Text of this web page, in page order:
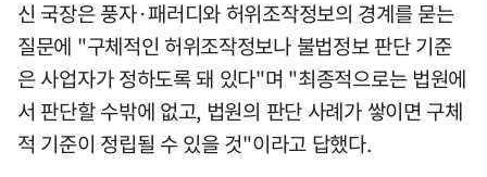
신 국장은 풍자·패러디와 허위조작정보의 경계를 묻는
질문에 "구체적인 허위조작정보나 불법정보 판단 기준
은 사업자가 정하도록 돼 있다"며 "최종적으로는 법원에
서 판단할 수밖에 없고, 법원의 판단 사례가 쌓이면 구체
적 기준이 정립될 수 있을 것"이라고 답했다.